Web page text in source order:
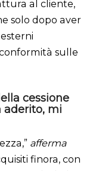
al cliente,
solo dopo aver
conformità sulle
cessione
aderito, mi
afferma
finora, con